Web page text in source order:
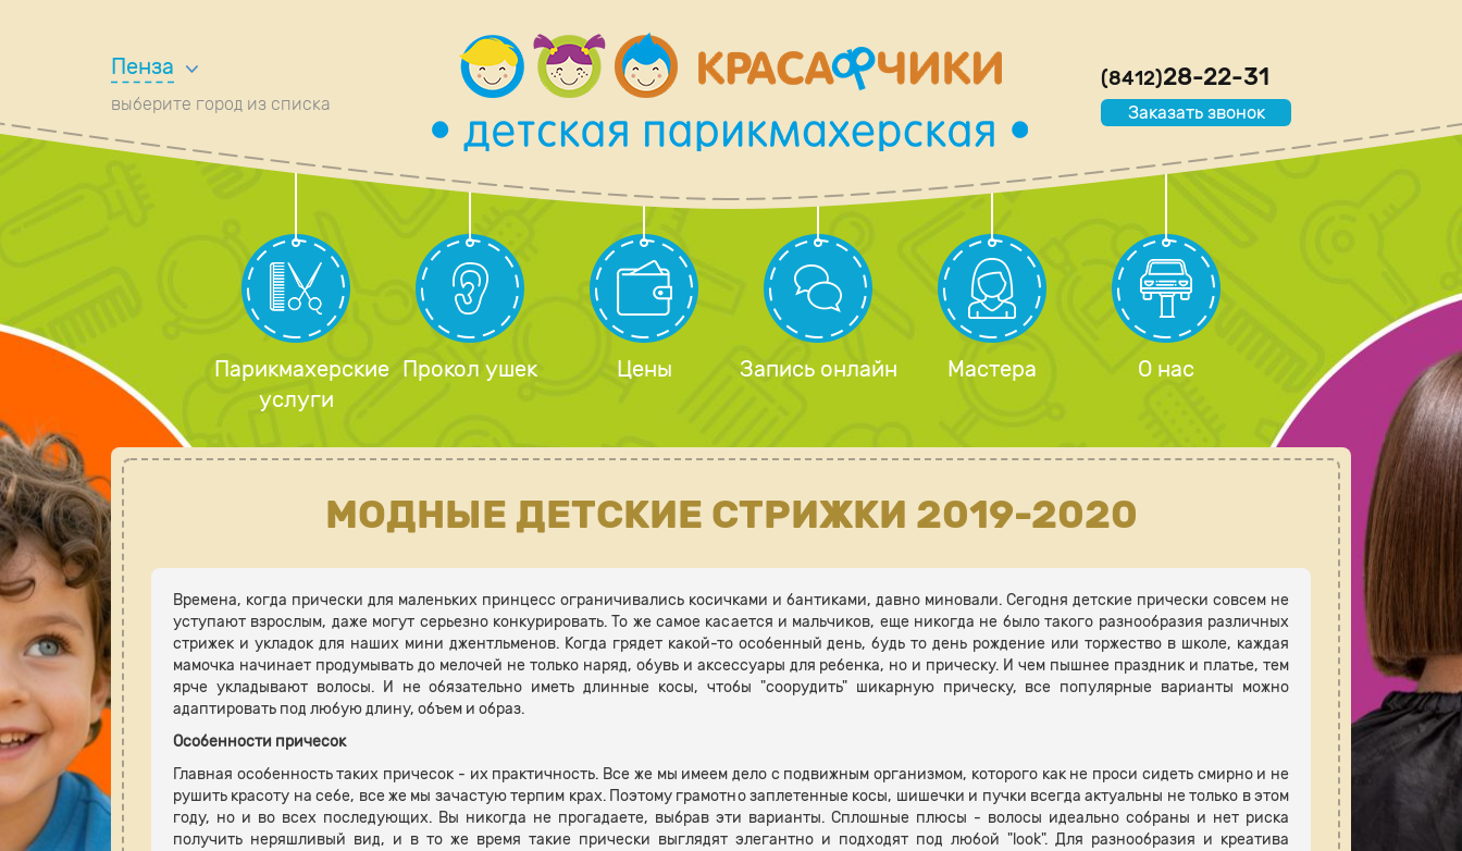
Пенза
выберите город из списка
(8412)28-22-31
Заказать звонок
Парикмахерские
услуги
Прокол ушек Цены Запись онлайн Мастера О нас
МОДНЫЕ ДЕТСКИЕ СТРИЖКИ 2019-2020
Времена, когда прически для маленьких принцесс ограничивались косичками и бантиками, давно миновали. Сегодня детские прически совсем не
уступают взрослым, даже могут серьезно конкурировать. То же самое касается и мальчиков, еще никогда не было такого разнообразия различных
стрижек и укладок для наших мини джентльменов. Когда грядет какой-то особенный день, будь то день рождение или торжество в школе, каждая
мамочка начинает продумывать до мелочей не только наряд, обувь и аксессуары для ребенка, но и прическу. И чем пышнее праздник и платье, тем
ярче укладывают волосы. И не обязательно иметь длинные косы, чтобы "соорудить" шикарную прическу, все популярные варианты можно
адаптировать под любую длину, объем и образ.
Особенности причесок
Главная особенность таких причесок - их практичность. Все же мы имеем дело с подвижным организмом, которого как не проси сидеть смирно и не
рушить красоту на себе, все же мы зачастую терпим крах. Поэтому грамотно заплетенные косы, шишечки и пучки всегда актуальны не только в этом
году, но и во всех последующих. Вы никогда не прогадаете, выбрав эти варианты. Сплошные плюсы - волосы идеально собраны и нет риска
получить неряшливый вид, и в то же время такие прически выглядят элегантно и подходят под любой "look". Для разнообразия и креатива